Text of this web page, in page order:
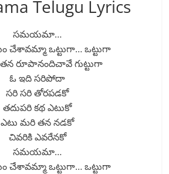
Telugu Lyrics
సమయమా…
ఒట్టుగా… ఒట్టుగా
తన రూపానందిచావే గుట్టుగా
ఓ ఇది సరిపోదా
సరి సరి తోరపడకో
తదుపరి కథ ఎటుకో
ఎటు మరి తన నడకో
చివరికి ఎవరేనకో
సమయమా…
ఒట్టుగా… ఒట్టుగా